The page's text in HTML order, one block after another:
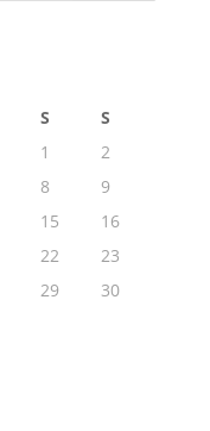
S
S
1
2
8
9
15
16
22
23
29
30